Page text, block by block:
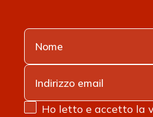
Ho letto e accetto la